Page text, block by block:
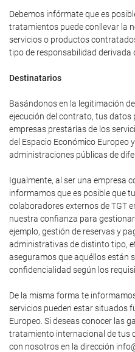
Debemos infórmate que es
tratamientos puede conllevar la
servicios o productos
tipo de responsabilidad derivada
Destinatarios
Basándonos en la legitimación
ejecución del contrato, tus datos
empresas prestarías de los
del Espacio Económico Europeo
administraciones públicas de
Igualmente, al ser una empresa
informamos que es posible que
colaboradores externos de TGT
nuestra confianza para
ejemplo, gestión de reservas y
administrativas de distinto tipo,
aseguramos que aquéllos están
confidencialidad según los
De la misma forma te
servicios pueden estar situados
Europeo. Si deseas conocer las
tratamiento internacional de tus
con nosotros en la dirección